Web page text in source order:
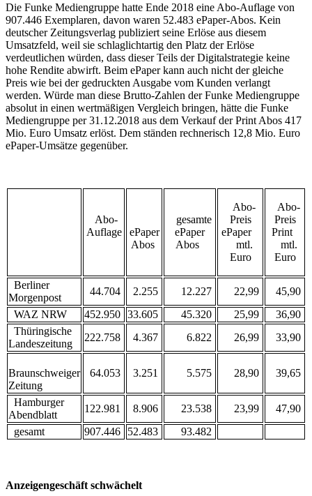
Die Funke Mediengruppe hatte Ende 2018 eine Abo-Auflage von
907.446 Exemplaren, davon waren 52.483 ePaper-Abos. Kein
deutscher Zeitungsverlag publiziert seine Erlöse aus diesem
Umsatzfeld, weil sie schlaglichtartig den Platz der Erlöse
verdeutlichen würden, dass dieser Teils der Digitalstrategie keine
hohe Rendite abwirft. Beim ePaper kann auch nicht der gleiche
Preis wie bei der gedruckten Ausgabe vom Kunden verlangt
werden. Würde man diese Brutto-Zahlen der Funke Mediengruppe
absolut in einen wertmäßigen Vergleich bringen, hätte die Funke
Mediengruppe per 31.12.2018 aus dem Verkauf der Print Abos 417
Mio. Euro Umsatz erlöst. Dem ständen rechnerisch 12,8 Mio. Euro
ePaper-Umsätze gegenüber.
Abo-
Auflage
ePaper
Abos
gesamte
ePaper
Abos
Abo-
Preis
ePaper
mtl.
Euro
Abo-
Preis
Print
mtl.
Euro
Berliner
Morgenpost
44.704 2.255 12.227 22,99
45,90
WAZ NRW
452.950 33.605 45.320 25,99
36,90
Thüringische
Landeszeitung
222.758 4.367 6.822 26,99 33,90
Braunschweiger
Zeitung
64.053 3.251 5.575 28,90 39,65
Hamburger
Abendblatt
122.981 8.906 23.538 23,99
47,90
gesamt
907.446 52.483 93.482
Anzeigengeschäft schwächelt